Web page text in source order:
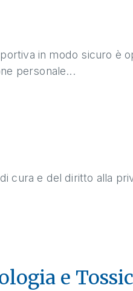
in modo sicuro è
personale...
cura e del diritto alla
e